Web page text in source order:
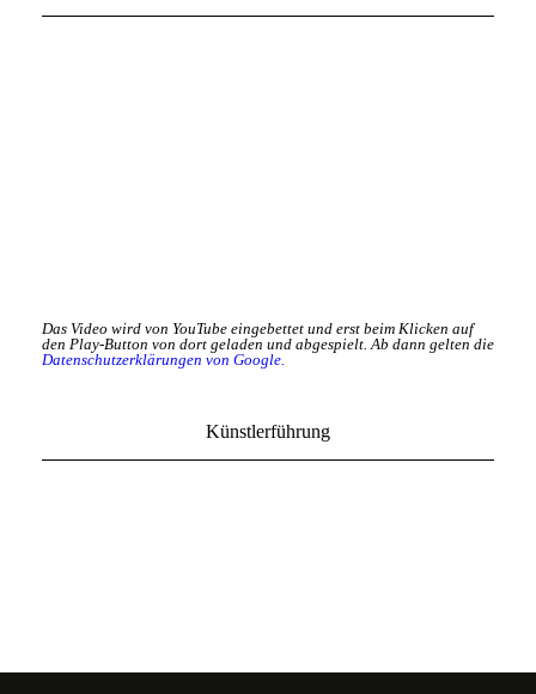
Das Video wird von YouTube eingebettet und erst beim Klicken auf
den Play-Button von dort geladen und abgespielt. Ab dann gelten die
Datenschutzerklärungen von Google.
Künstlerführung